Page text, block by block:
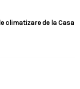
climatizare de la Casa